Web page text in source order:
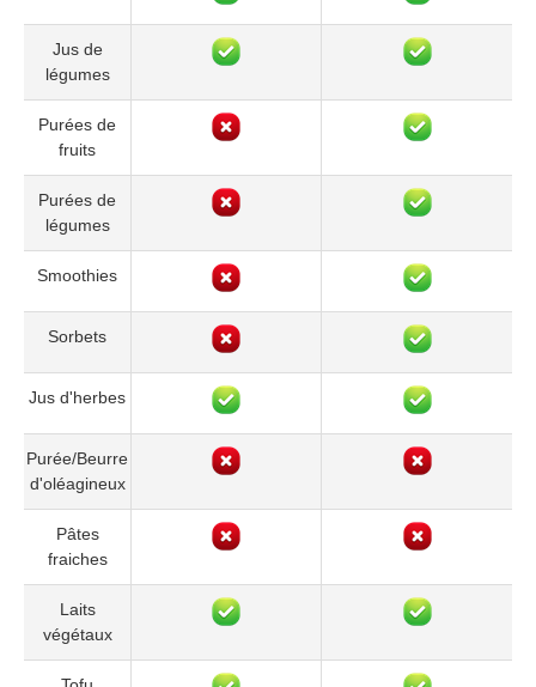
Jus de
légumes
Purées de
fruits
Purées de
légumes
Smoothies
Sorbets
Jus d'herbes
Purée/Beurre
d'oléagineux
Pâtes
fraiches
Laits
végétaux